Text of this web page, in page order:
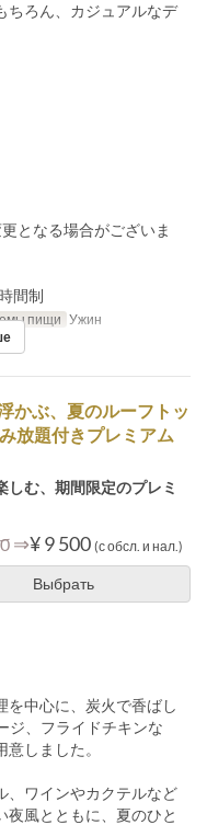
ちろん、カジュアルなデ
となる場合がございま
間制
пищи Ужин
かぶ、夏のルーフトッ
放題付きプレミアム
む、期間限定のプレミ
⇒¥ 9 500 (с обсл. и нал.)
Выбрать
を中心に、炭火で香ばし
ジ、フライドチキンな
しました。
、ワインやカクテルなど
風とともに、夏のひと